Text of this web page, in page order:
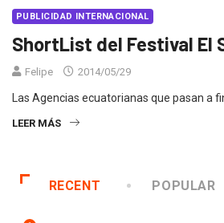
PUBLICIDAD INTERNACIONAL
ShortList del Festival El
Felipe 2014/05/29
Las Agencias ecuatorianas que pasan a
LEER MÁS
RECENT POPULAR